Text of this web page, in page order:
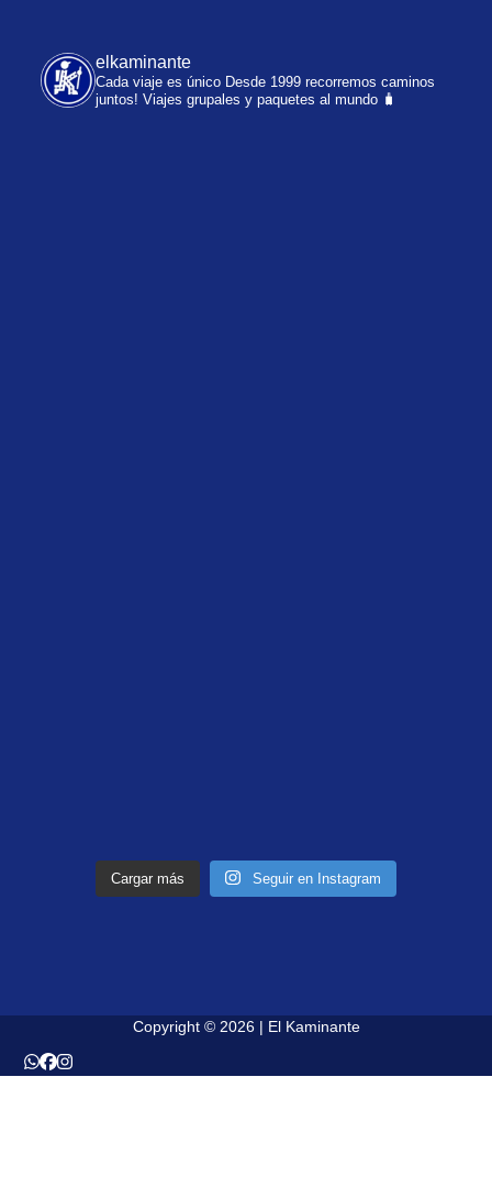
elkaminante
Cada viaje es único Desde 1999 recorremos caminos
juntos! Viajes grupales y paquetes al mundo 🧳
Cargar más Seguir en Instagram
Copyright © 2026 | El Kaminante